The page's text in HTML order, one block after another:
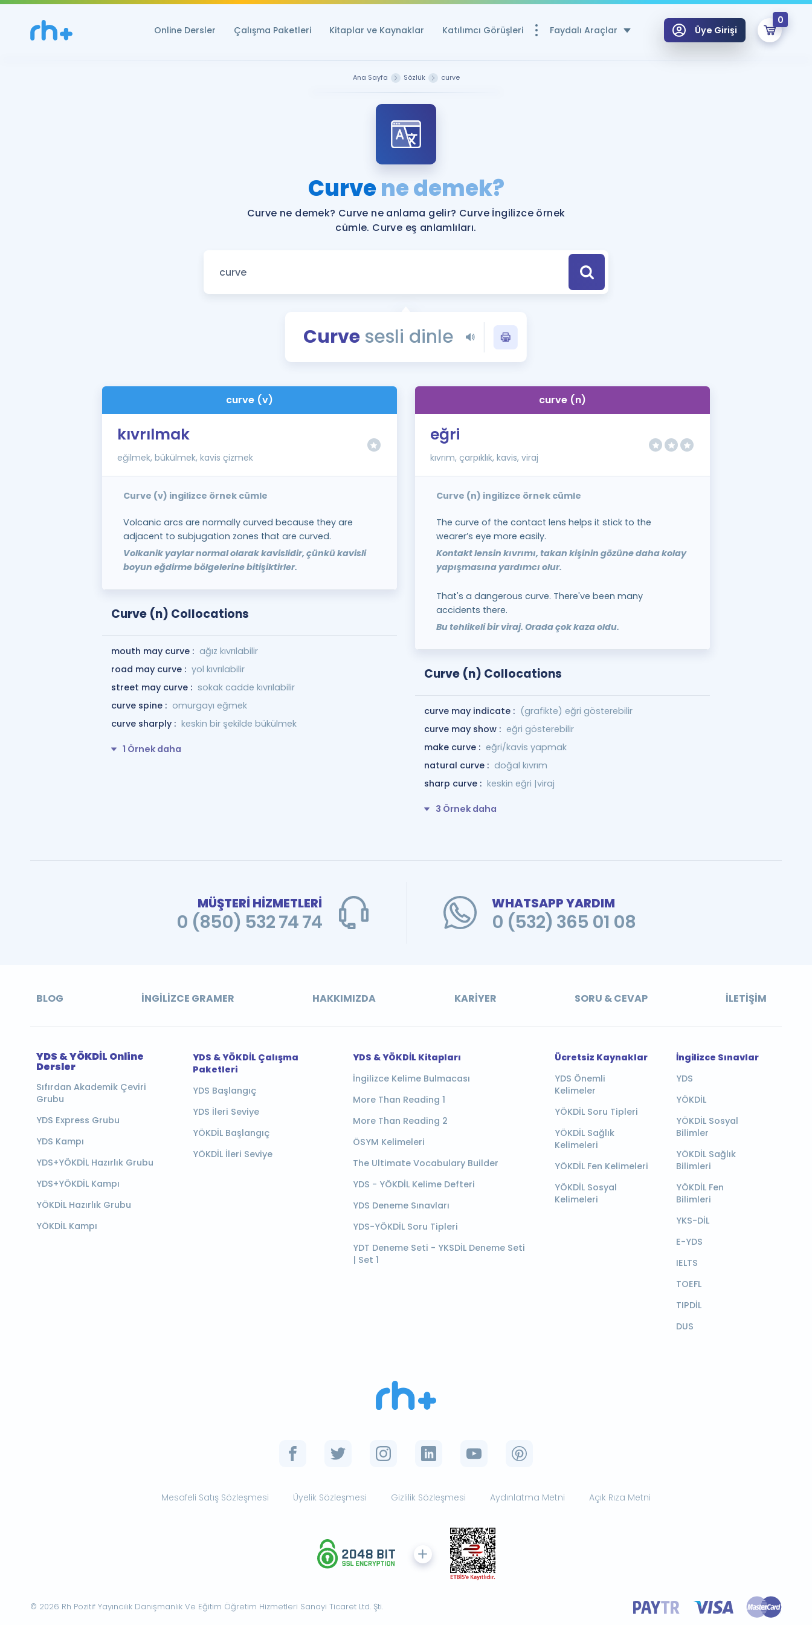
Online Dersler Çalışma Paketleri Kitaplar ve Kaynaklar Katılımcı Görüşleri Faydalı Araçlar
YDS ve YÖKDİL Puan Hesaplama Aracı
Rehberlik Aracı
YDS ve YÖKDİL'e Hazırlananlar için Öneriler
Tüm ÖSYM Sınavları Tek Takvimde
YDS - YÖKDİL Tüm Sınavlarla İlgili Haberler
İngilizce Gramer
Üye Girişi
0
Ana Sayfa Sözlük curve
Curvene demek?
Curve ne demek? Curve ne anlama gelir? Curve İngilizce örnek
cümle. Curve eş anlamlıları.
Curvesesli dinle
curve (v)
kıvrılmak
eğilmek, bükülmek, kavis çizmek
Curve (v) ingilizce örnek cümle
Volcanic arcs are normally curved because they are
adjacent to subjugation zones that are curved.
Volkanik yaylar normal olarak kavislidir, çünkü kavisli
boyun eğdirme bölgelerine bitişiktirler.
Curve (n) Collocations
mouth may curve : ağız kıvrılabilir
road may curve : yol kıvrılabilir
street may curve : sokak cadde kıvrılabilir
curve spine : omurgayı eğmek
curve sharply : keskin bir şekilde bükülmek
1 Örnek daha
curve (n)
eğri
kıvrım, çarpıklık, kavis, viraj
Curve (n) ingilizce örnek cümle
The curve of the contact lens helps it stick to the
wearer’s eye more easily.
Kontakt lensin kıvrımı, takan kişinin gözüne daha kolay
yapışmasına yardımcı olur.
That's a dangerous curve. There've been many
accidents there.
Bu tehlikeli bir viraj. Orada çok kaza oldu.
Curve (n) Collocations
curve may indicate : (grafikte) eğri gösterebilir
curve may show : eğri gösterebilir
make curve : eğri/kavis yapmak
natural curve : doğal kıvrım
sharp curve : keskin eğri |viraj
3 Örnek daha
MÜŞTERİ HİZMETLERİ
0 (850) 532 74 74
WHATSAPP YARDIM
0 (532) 365 01 08
BLOG İNGILIZCE GRAMER HAKKIMIZDA KARIYER SORU & CEVAP İLETIŞIM
YDS & YÖKDİL Online
Dersler
Sıfırdan Akademik Çeviri
Grubu
YDS Express Grubu
YDS Kampı
YDS+YÖKDİL Hazırlık Grubu
YDS+YÖKDİL Kampı
YÖKDİL Hazırlık Grubu
YÖKDİL Kampı
YDS & YÖKDİL Çalışma
Paketleri
YDS Başlangıç
YDS İleri Seviye
YÖKDİL Başlangıç
YÖKDİL İleri Seviye
YDS & YÖKDİL Kitapları
İngilizce Kelime Bulmacası
More Than Reading 1
More Than Reading 2
ÖSYM Kelimeleri
The Ultimate Vocabulary Builder
YDS - YÖKDİL Kelime Defteri
YDS Deneme Sınavları
YDS-YÖKDİL Soru Tipleri
YDT Deneme Seti - YKSDİL Deneme Seti
| Set 1
Ücretsiz Kaynaklar
YDS Önemli
Kelimeler
YÖKDİL Soru Tipleri
YÖKDİL Sağlık
Kelimeleri
YÖKDİL Fen Kelimeleri
YÖKDİL Sosyal
Kelimeleri
İngilizce Sınavlar
YDS
YÖKDİL
YÖKDİL Sosyal
Bilimler
YÖKDİL Sağlık
Bilimleri
YÖKDİL Fen
Bilimleri
YKS-DİL
E-YDS
IELTS
TOEFL
TIPDİL
DUS
Mesafeli Satış Sözleşmesi Üyelik Sözleşmesi Gizlilik Sözleşmesi Aydınlatma Metni Açık Rıza Metni
© 2026 Rh Pozitif Yayıncılık Danışmanlık Ve Eğitim Öğretim Hizmetleri Sanayi Ticaret Ltd. Şti.